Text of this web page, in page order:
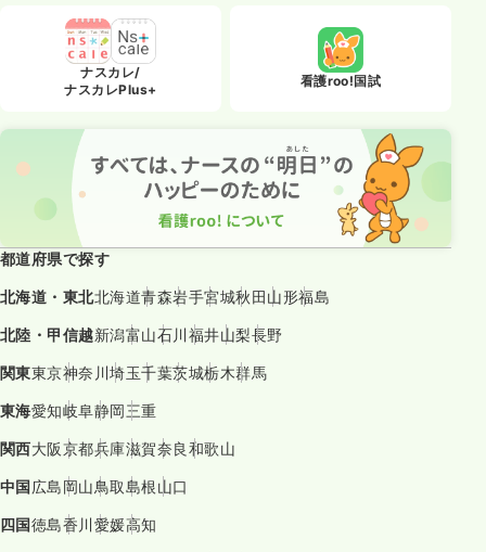
ナスカレ/
ナスカレPlus+
看護roo!国試
都道府県で探す
北海道・東北北海道青森岩手宮城秋田山形福島
北陸・甲信越新潟富山石川福井山梨長野
関東東京神奈川埼玉千葉茨城栃木群馬
東海愛知岐阜静岡三重
関西大阪京都兵庫滋賀奈良和歌山
中国広島岡山鳥取島根山口
四国徳島香川愛媛高知